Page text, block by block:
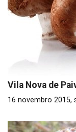
Vila Nova de
16 novembro 2015,